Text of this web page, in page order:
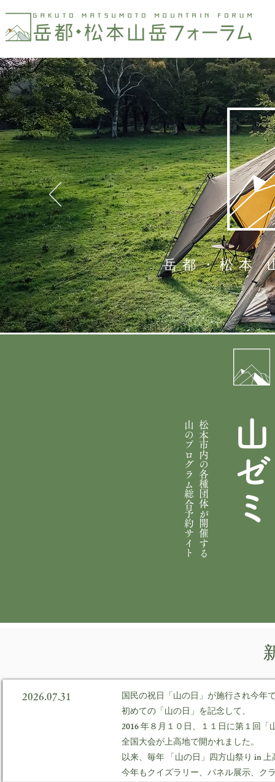
岳都・松本
山ゼミ
松本市内の各種団体が開催する
​山のプログラム総合予約サイト
2026.07.31
国民の祝日「山の日」が施行され今年
初めての「山の日」を記念して、
2016 年８月１０日、１１日に第１回「
全国大会が上高地で開かれました。
以来、毎年 「山の日」四方山祭り in
今年もクイズラリー、パネル展示、ク